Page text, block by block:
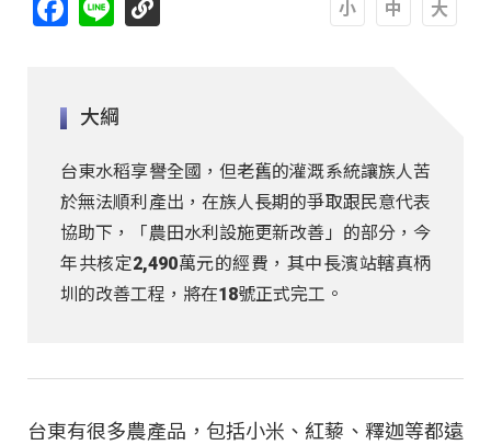
大綱
台東水稻享譽全國，但老舊的灌溉系統讓族人苦
於無法順利產出，在族人長期的爭取跟民意代表
協助下，「農田水利設施更新改善」的部分，今
年共核定2,490萬元的經費，其中長濱站轄真柄
圳的改善工程，將在18號正式完工。
台東有很多農產品，包括小米、紅藜、釋迦等都遠